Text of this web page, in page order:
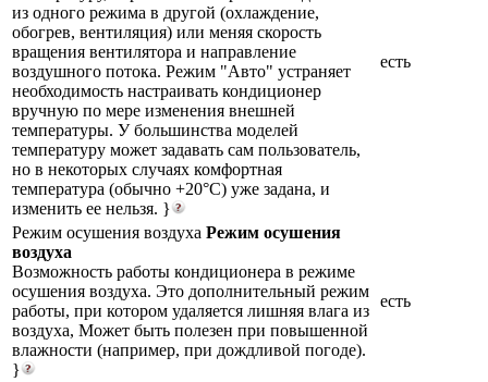
из одного режима в другой (охлаждение,
обогрев, вентиляция) или меняя скорость
вращения вентилятора и направление
воздушного потока. Режим "Авто" устраняет
необходимость настраивать кондиционер
вручную по мере изменения внешней
температуры. У большинства моделей
температуру может задавать сам пользователь,
но в некоторых случаях комфортная
температура (обычно +20°С) уже задана, и
изменить ее нельзя. }
есть
Режим осушения воздуха Режим осушения
воздуха
Возможность работы кондиционера в режиме
осушения воздуха. Это дополнительный режим
работы, при котором удаляется лишняя влага из
воздуха, Может быть полезен при повышенной
влажности (например, при дождливой погоде).
}
есть